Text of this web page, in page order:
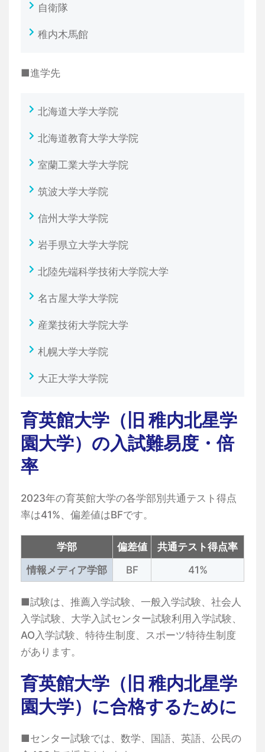
自衛隊
稚内木馬館
■進学先
北海道大学大学院
北海道教育大学大学院
室蘭工業大学大学院
筑波大学大学院
信州大学大学院
岩手県立大学大学院
北陸先端科学技術大学院大学
名古屋大学大学院
産業技術大学院大学
札幌大学大学院
大正大学大学院
育英館大学（旧 稚内北星学
園大学）の入試難易度・倍
率
2023年の育英館大学の各学部別共通テスト得点
率は41%、偏差値はBFです。
学部 偏差値
共通テスト得点率
情報メディア学部
BF 41%
■試験は、推薦入学試験、一般入学試験、社会人
入学試験、大学入試センター試験利用入学試験、
AO入学試験、特待生制度、スポーツ特待生制度
があります。
育英館大学（旧 稚内北星学
園大学）に合格するために
■センター試験では、数学、国語、英語、公民の